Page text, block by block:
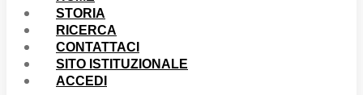
STORIA
RICERCA
CONTATTACI
SITO ISTITUZIONALE
ACCEDI